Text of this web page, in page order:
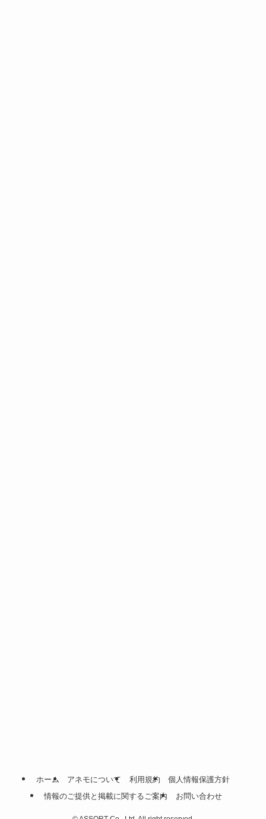
ホーム アネモについて 利用規約
個人情報保護方針
情報のご提供と掲載に関するご案内
お問い合わせ